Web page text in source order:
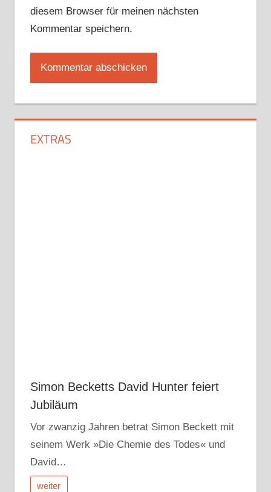
diesem Browser für meinen nächsten
Kommentar speichern.
EXTRAS
Simon Becketts David Hunter feiert
Jubiläum
Vor zwanzig Jahren betrat Simon Beckett mit
seinem Werk »Die Chemie des Todes« und
David…
weiter